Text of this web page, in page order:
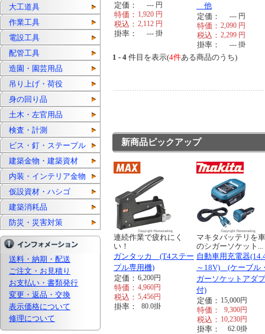
大工道具
作業工具
電設工具
配管工具
造園・園芸用品
吊り上げ・荷役
身の回り品
土木・左官用品
検査・計測
ビス・釘・ステープル
建築金物・建築資材
内装・インテリア金物
仮設資材・ハシゴ
建築消耗品
防災・災害対策
送料・納期・配送
ご注文・お見積り
お支払い・書類発行
変更・返品・交換
表示価格について
修理について
定価：
--- 円
特価： 1,920 円
税込： 2,112 円
掛率： --- 掛
他
定価：
--- 円
特価： 2,090 円
税込： 2,299 円
掛率： --- 掛
1 - 4 件目を表示(4件ある商品のうち)
新商品ピックアップ
連続作業で疲れにく
い！
ガンタッカ (T4ステー
プル専用機)
定価： 6,200円
特価： 4,960円
税込： 5,456円
掛率： 80.0掛
マキタバッテリを
のシガーソケット...
自動車用充電器
～18V) (ケーブル
ガーソケットアダ
付)
定価： 15,000円
特価： 9,300円
税込： 10,230円
掛率： 62.0掛